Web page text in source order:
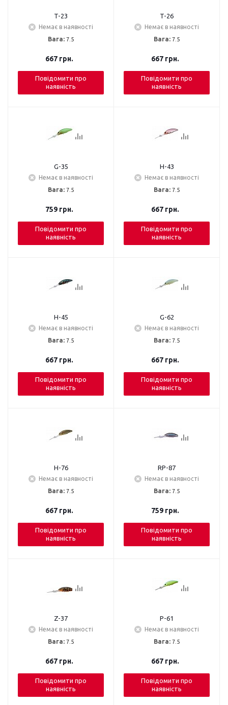
T-23
Немає в наявності
Вага: 7.5
667грн.
Повідомити про
наявність
T-26
Немає в наявності
Вага: 7.5
667грн.
Повідомити про
наявність
G-35
Немає в наявності
Вага: 7.5
759грн.
Повідомити про
наявність
H-43
Немає в наявності
Вага: 7.5
667грн.
Повідомити про
наявність
H-45
Немає в наявності
Вага: 7.5
667грн.
Повідомити про
наявність
G-62
Немає в наявності
Вага: 7.5
667грн.
Повідомити про
наявність
H-76
Немає в наявності
Вага: 7.5
667грн.
Повідомити про
наявність
RP-87
Немає в наявності
Вага: 7.5
759грн.
Повідомити про
наявність
Z-37
Немає в наявності
Вага: 7.5
667грн.
Повідомити про
наявність
P-61
Немає в наявності
Вага: 7.5
667грн.
Повідомити про
наявність